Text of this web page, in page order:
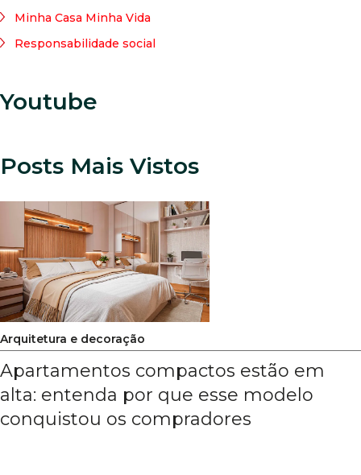
Minha Casa Minha Vida
Responsabilidade social
Youtube
Posts Mais Vistos
Arquitetura e decoração
Apartamentos compactos estão em
alta: entenda por que esse modelo
conquistou os compradores